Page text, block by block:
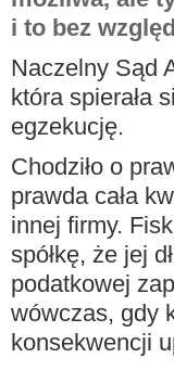
i to bez
Naczelny Sąd
która spierała
egzekucję.
Chodziło o
prawda cała
innej firmy.
spółkę, że jej
podatkowej
wówczas, gdy
konsekwencji